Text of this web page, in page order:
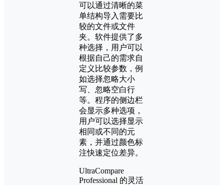
可以通过清晰的菜
单结构导入需要比
较的文件或文件
夹。软件提供了多
种选择，用户可以
根据自己的需求自
定义比较参数，例
如选择忽略大小
写、忽略空白行
等。程序的侧边栏
会显示多种选项，
用户可以选择显示
相同或不同的元
素，并通过颜色标
注快速定位差异。
UltraCompare
Professional 的灵活